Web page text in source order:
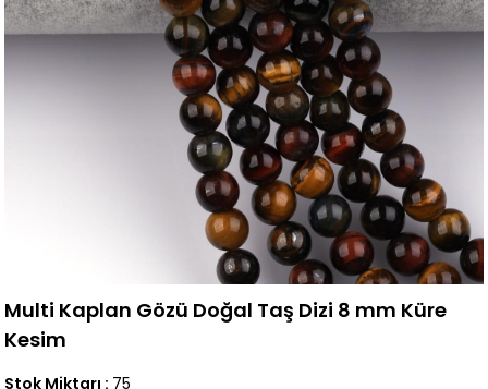
Multi Kaplan Gözü Doğal Taş Dizi 8 mm Küre
Kesim
Stok Miktarı : 75